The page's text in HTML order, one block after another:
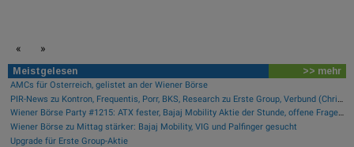
« »
Meistgelesen >> mehr
AMCs für Österreich, gelistet an der Wiener Börse
PIR-News zu Kontron, Frequentis, Porr, BKS, Research zu Erste Group, Verbund (Christine Petzwinkler)
Wiener Börse Party #1215: ATX fester, Bajaj Mobility Aktie der Stunde, offene Fragen bei Fitgroup
Wiener Börse zu Mittag stärker: Bajaj Mobility, VIG und Palfinger gesucht
Upgrade für Erste Group-Aktie